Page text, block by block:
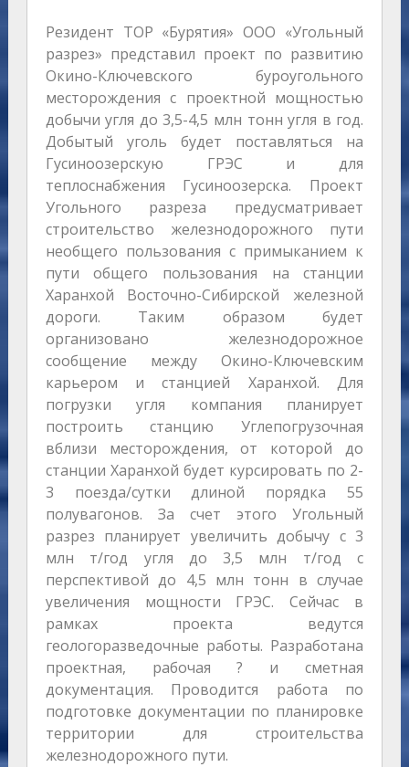
Резидент ТОР «Бурятия» ООО «Угольный
разрез» представил проект по развитию
Окино-Ключевского буроугольного
месторождения с проектной мощностью
добычи угля до 3,5-4,5 млн тонн угля в год.
Добытый уголь будет поставляться на
Гусиноозерскую ГРЭС и для
теплоснабжения Гусиноозерска. Проект
Угольного разреза предусматривает
строительство железнодорожного пути
необщего пользования с примыканием к
пути общего пользования на станции
Харанхой Восточно-Сибирской железной
дороги. Таким образом будет
организовано железнодорожное
сообщение между Окино-Ключевским
карьером и станцией Харанхой. Для
погрузки угля компания планирует
построить станцию Углепогрузочная
вблизи месторождения, от которой до
станции Харанхой будет курсировать по 2-
3 поезда/сутки длиной порядка 55
полувагонов. За счет этого Угольный
разрез планирует увеличить добычу с 3
млн т/год угля до 3,5 млн т/год с
перспективой до 4,5 млн тонн в случае
увеличения мощности ГРЭС. Сейчас в
рамках проекта ведутся
геологоразведочные работы. Разработана
проектная, рабочая ? и сметная
документация. Проводится работа по
подготовке документации по планировке
территории для строительства
железнодорожного пути.